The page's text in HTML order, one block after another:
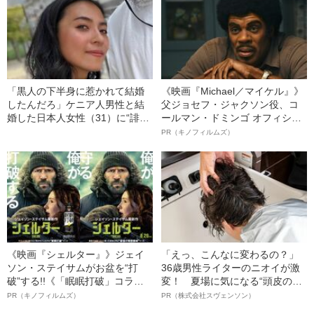
への暴力」
の葛藤」
「黒人の下半身に惹かれて結婚
したんだろ」ケニア人男性と結
婚した日本人女性（31）に“誹謗
《映画『Michael／マイケル』》
父ジョセフ・ジャクソン役、コ
ールマン・ドミンゴ オフィシャ
ルインタビュー“観客を魅了した
語る”《日本興収70億円突破》
PR（キノフィルムズ）
《映画『シェルター』》ジェイ
ソン・ステイサムがお盆を“打
破”する!!《「眠眠打破」コラ
ボ》
PR（キノフィルムズ）
「えっ、こんなに変わるの？」
36歳男性ライターのニオイが激
変！ 夏場に気になる“頭皮のニ
オイ”や“ベタつき”を解消す
PR（株式会社スヴェンソン）